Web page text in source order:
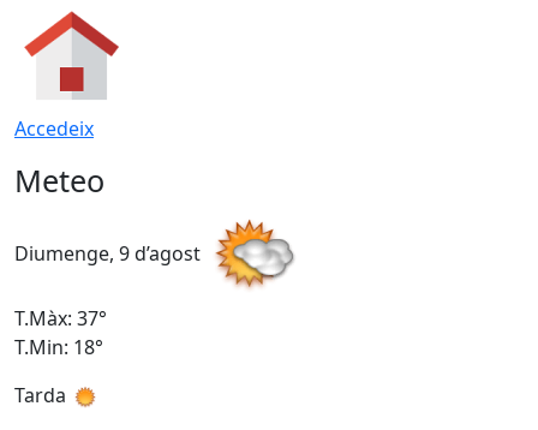
Accedeix
Meteo
Diumenge, 9 d’agost
T.Màx: 37°
T.Min: 18°
Tarda